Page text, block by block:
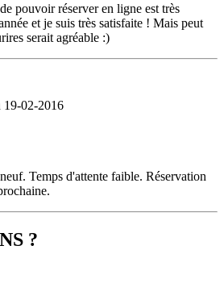
pouvoir réserver en ligne est très
et je suis très satisfaite ! Mais peut
serait agréable :)
19-02-2016
Temps d'attente faible. Réservation
?